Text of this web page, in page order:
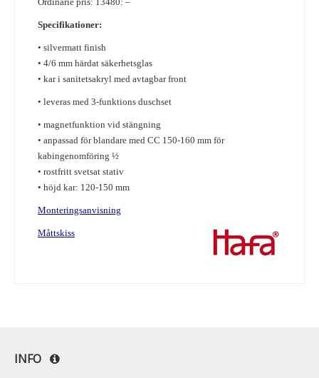
Specifikationer:
• silvermatt finish
• 4/6 mm härdat säkerhetsglas
• kar i sanitetsakryl med avtagbar front
• leveras med 3-funktions duschset
• magnetfunktion vid stängning
• anpassad för blandare med CC 150-160 mm för
kabingenomföring ½
• rostfritt svetsat stativ
• höjd kar: 120-150 mm
Monteringsanvisning
Måttskiss
INFO